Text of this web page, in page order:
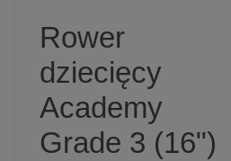
Rower
dziecięcy
Academy
Grade 3 (16")